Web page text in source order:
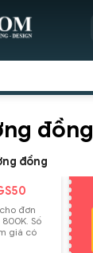
đồng
đồng
đơn
Số
giá có